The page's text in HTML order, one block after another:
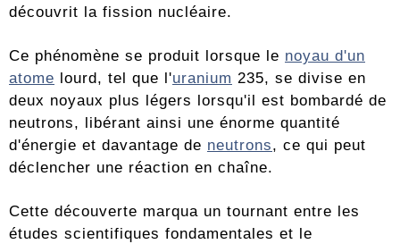
découvrit la fission nucléaire.
Ce phénomène se produit lorsque le noyau d'un
atome lourd, tel que l'uranium 235, se divise en
deux noyaux plus légers lorsqu'il est bombardé de
neutrons, libérant ainsi une énorme quantité
d'énergie et davantage de neutrons, ce qui peut
déclencher une réaction en chaîne.
Cette découverte marqua un tournant entre les
études scientifiques fondamentales et le